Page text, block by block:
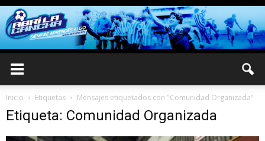
Inicio Etiquetas Mensajes etiquetados con "Comunidad Organizada"
Etiqueta: Comunidad Organizada